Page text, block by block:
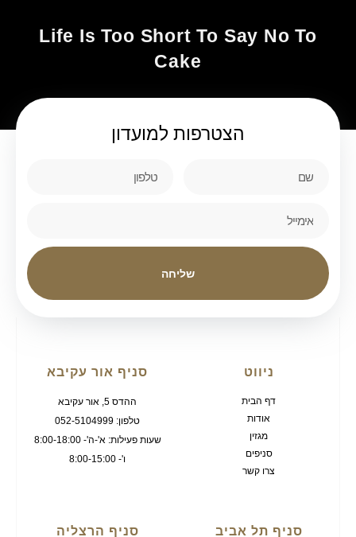
Life Is Too Short To Say No To
Cake
הצטרפות למועדון
שליחה
ניווט
דף הבית
אודות
מגזין
סניפים
צרו קשר
סניף אור עקיבא
ההדס 5, אור עקיבא
טלפון: 052-5104999
שעות פעילות: א'-ה'- 8:00-18:00
ו'- 8:00-15:00
סניף תל אביב סניף הרצליה